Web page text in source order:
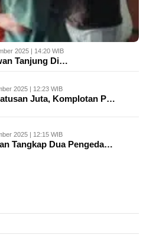
2025 | 14:20 WIB
Tanjung Di…
2025 | 12:23 WIB
Juta, Komplotan P…
2025 | 12:15 WIB
Tangkap Dua Pengeda…